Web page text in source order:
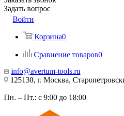
Задать вопрос
Войти
Корзина0
Сравнение товаров0
info@avertum-tools.ru
125130, г. Москва,
Пн. – Пт.: с 9:00 до 18:00